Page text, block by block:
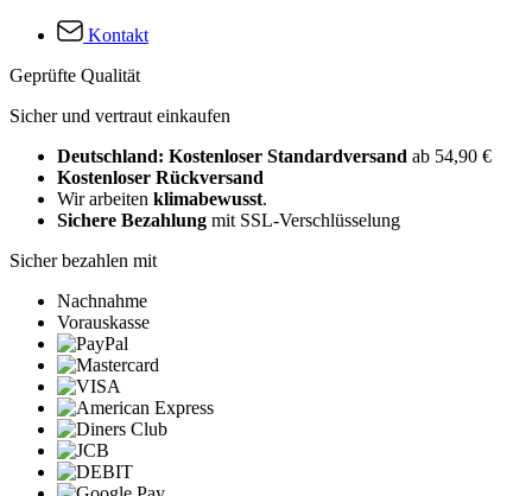
Kontakt
Geprüfte Qualität
Sicher und vertraut einkaufen
Deutschland: Kostenloser Standardversand ab 54,90 €
Kostenloser Rückversand
Wir arbeiten klimabewusst.
Sichere Bezahlung mit SSL-Verschlüsselung
Sicher bezahlen mit
Nachnahme
Vorauskasse